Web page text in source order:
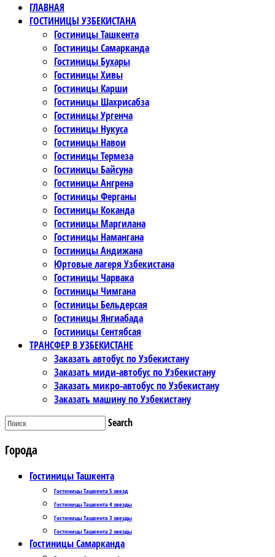
ГЛАВНАЯ
ГОСТИНИЦЫ УЗБЕКИСТАНА
Гостиницы Ташкента
Гостиницы Самарканда
Гостиницы Бухары
Гостиницы Хивы
Гостиницы Карши
Гостиницы Шахрисабза
Гостиницы Ургенча
Гостиницы Нукуса
Гостиницы Навои
Гостиницы Термеза
Гостиницы Байсуна
Гостиницы Ангрена
Гостиницы Ферганы
Гостиницы Коканда
Гостиницы Маргилана
Гостиницы Намангана
Гостиницы Андижана
Юртовые лагеря Узбекистана
Гостиницы Чарвака
Гостиницы Чимгана
Гостиницы Бельдерсая
Гостиницы Янгиабада
Гостиницы Сентябсая
ТРАНСФЕР В УЗБЕКИСТАНЕ
Заказать автобус по Узбекистану
Заказать миди-автобус по Узбекистану
Заказать микро-автобус по Узбекистану
Заказать машину по Узбекистану
Search
Города
Гостиницы Ташкента
Гостиницы Ташкента 5 звезд
Гостиницы Ташкента 4 звезды
Гостиницы Ташкента 3 звезды
Гостиницы Ташкента 2 звезды
Гостиницы Самарканда